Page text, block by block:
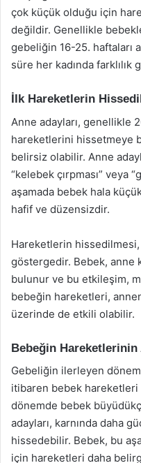
çok küçük olduğu için
değildir. Genellikle
gebeliğin 16-25. haftaları
süre her kadında farklılık
İlk Hareketlerin
Anne adayları, genellikle
hareketlerini hissetmeye
belirsiz olabilir. Anne
“kelebek çırpması” veya
aşamada bebek hala
hafif ve düzensizdir.
Hareketlerin
göstergedir. Bebek, anne
bulunur ve bu etkileşim,
bebeğin hareketleri,
üzerinde de etkili olabilir.
Bebeğin Hareketlerinin
Gebeliğin ilerleyen
itibaren bebek
dönemde bebek
adayları, karnında daha
hissedebilir. Bebek, bu
için hareketleri daha